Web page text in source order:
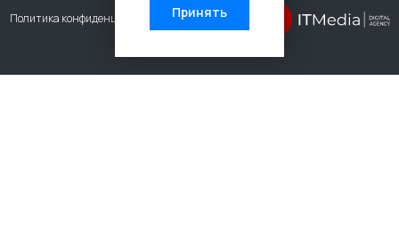
Политика конфиденциальности Принять